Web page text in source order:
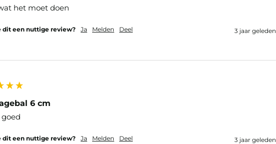
het moet doen
dit een nuttige review? Ja Melden Deel 3 jaar geleden
6 cm
dit een nuttige review? Ja Melden Deel 3 jaar geleden